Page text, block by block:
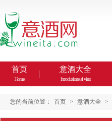
首页
Home
意酒大全
Introduzione al vino
您的当前位置： 首页 > 意酒大全 >